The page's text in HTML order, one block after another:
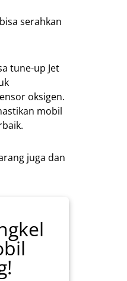
serahkan
tune-up Jet
oksigen.
mobil
juga dan